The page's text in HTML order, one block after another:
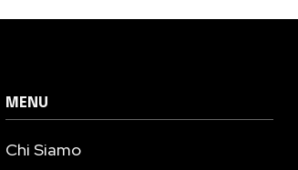
MENU
Chi Siamo